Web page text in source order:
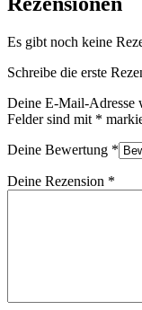
Es gibt noch keine
Schreibe die erste
Deine E-Mail-Adresse
Felder sind mit *
Deine Bewertung *
Deine Rezension *